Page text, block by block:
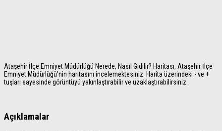
Ataşehir İlçe Emniyet Müdürlüğü Nerede, Nasıl Gidilir? Haritası, Ataşehir İlçe
Emniyet Müdürlüğü'nin haritasını incelemektesiniz. Harita üzerindeki - ve +
tuşları sayesinde görüntüyü yakınlaştırabilir ve uzaklaştırabilirsiniz.
Açıklamalar